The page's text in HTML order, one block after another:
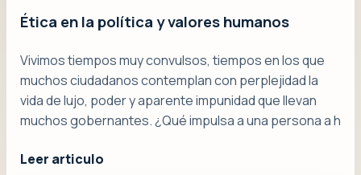
Ética en la política y valores humanos
Vivimos tiempos muy convulsos, tiempos en los que
muchos ciudadanos contemplan con perplejidad la
vida de lujo, poder y aparente impunidad que llevan
muchos gobernantes. ¿Qué impulsa a una persona a h
Leer articulo